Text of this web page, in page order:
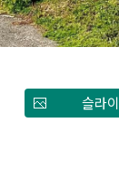
슬라